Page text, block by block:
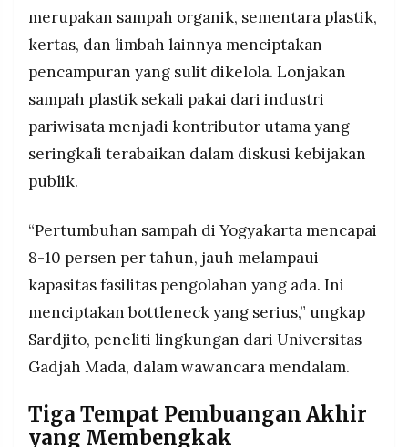
merupakan sampah organik, sementara plastik,
kertas, dan limbah lainnya menciptakan
pencampuran yang sulit dikelola. Lonjakan
sampah plastik sekali pakai dari industri
pariwisata menjadi kontributor utama yang
seringkali terabaikan dalam diskusi kebijakan
publik.
“Pertumbuhan sampah di Yogyakarta mencapai
8-10 persen per tahun, jauh melampaui
kapasitas fasilitas pengolahan yang ada. Ini
menciptakan bottleneck yang serius,” ungkap
Sardjito, peneliti lingkungan dari Universitas
Gadjah Mada, dalam wawancara mendalam.
Tiga Tempat Pembuangan Akhir
yang Membengkak